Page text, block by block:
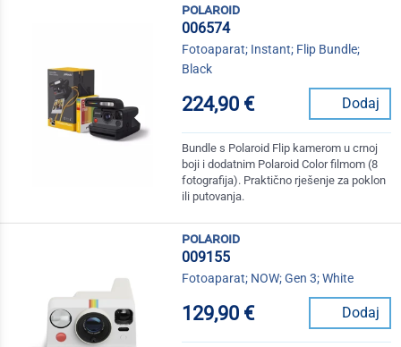
polaroid
006574
Fotoaparat; Instant; Flip Bundle;
Black
224,90 € Dodaj
Bundle s Polaroid Flip kamerom u crnoj
boji i dodatnim Polaroid Color filmom (8
fotografija). Praktično rješenje za poklon
ili putovanja.
polaroid
009155
Fotoaparat; NOW; Gen 3; White
129,90 € Dodaj